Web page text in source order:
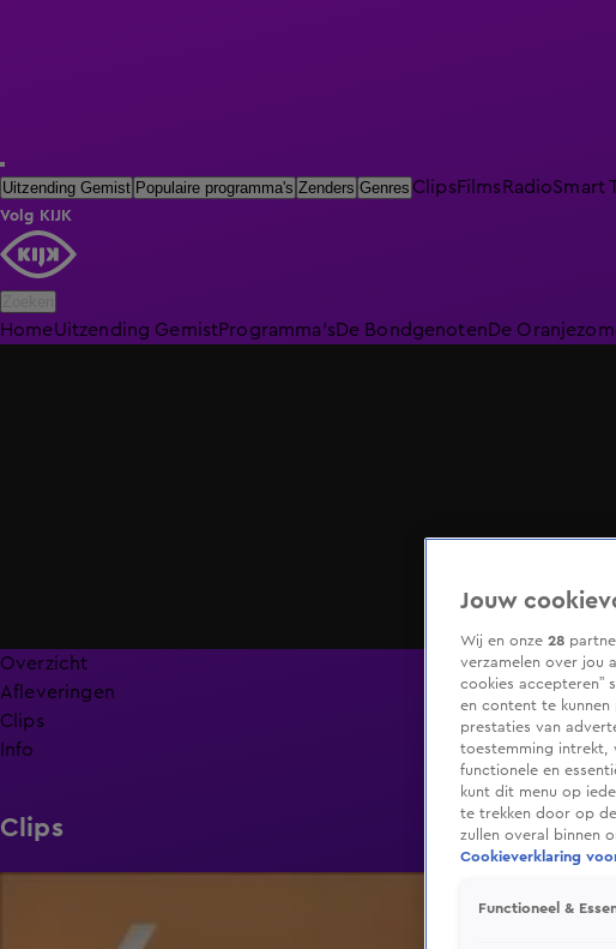
Uitzending Gemist Populaire programma's Zenders Genres ClipsFilmsRadioSmart
Volg KIJK
HomeUitzending GemistProgramma'sDe BondgenotenDe
Overzicht
Afleveringen
Clips
Info
Clips
Jouw
Wij en onze 28
verzamelen over jou
cookies accepteren”
en content te
prestaties van
toestemming intrekt,
functionele en
kunt dit menu op
te trekken door op
zullen overal binnen
Cookieverklaring
Functioneel &